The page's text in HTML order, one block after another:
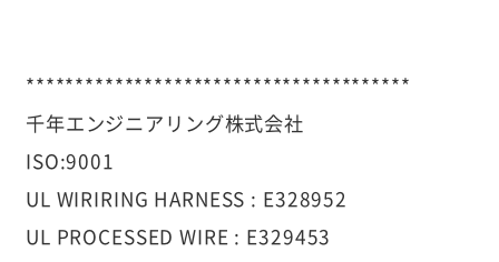
***************************************
千年エンジニアリング株式会社
ISO:9001
UL WIRIRING HARNESS : E328952
UL PROCESSED WIRE : E329453